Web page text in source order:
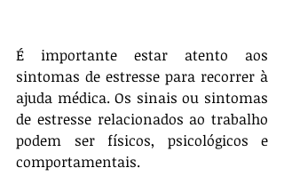
É importante estar atento aos
sintomas de estresse para recorrer à
ajuda médica. Os sinais ou sintomas
de estresse relacionados ao trabalho
podem ser físicos, psicológicos e
comportamentais.